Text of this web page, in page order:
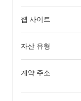
웹 사이트
자산 유형
계약 주소
기가차드는 혁신적
이는 전통적인 블록
가차드는 지분 증명
커니즘을 통합하여
활한 상호작용을